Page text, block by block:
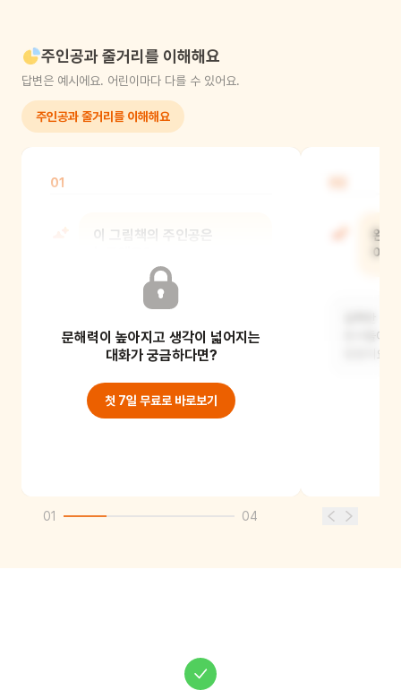
주인공과 줄거리를 이해해요
답변은 예시에요. 어린이마다 다를 수 있어요.
주인공과 줄거리를 이해해요
01
이 그림책의 주인공은
친구들이에요.
문해력이 높아지고 생각이 넓어지는
대화가 궁금하다면?
첫 7일 무료로 바로보기
완
어
친구들이
있었지요.
01 04